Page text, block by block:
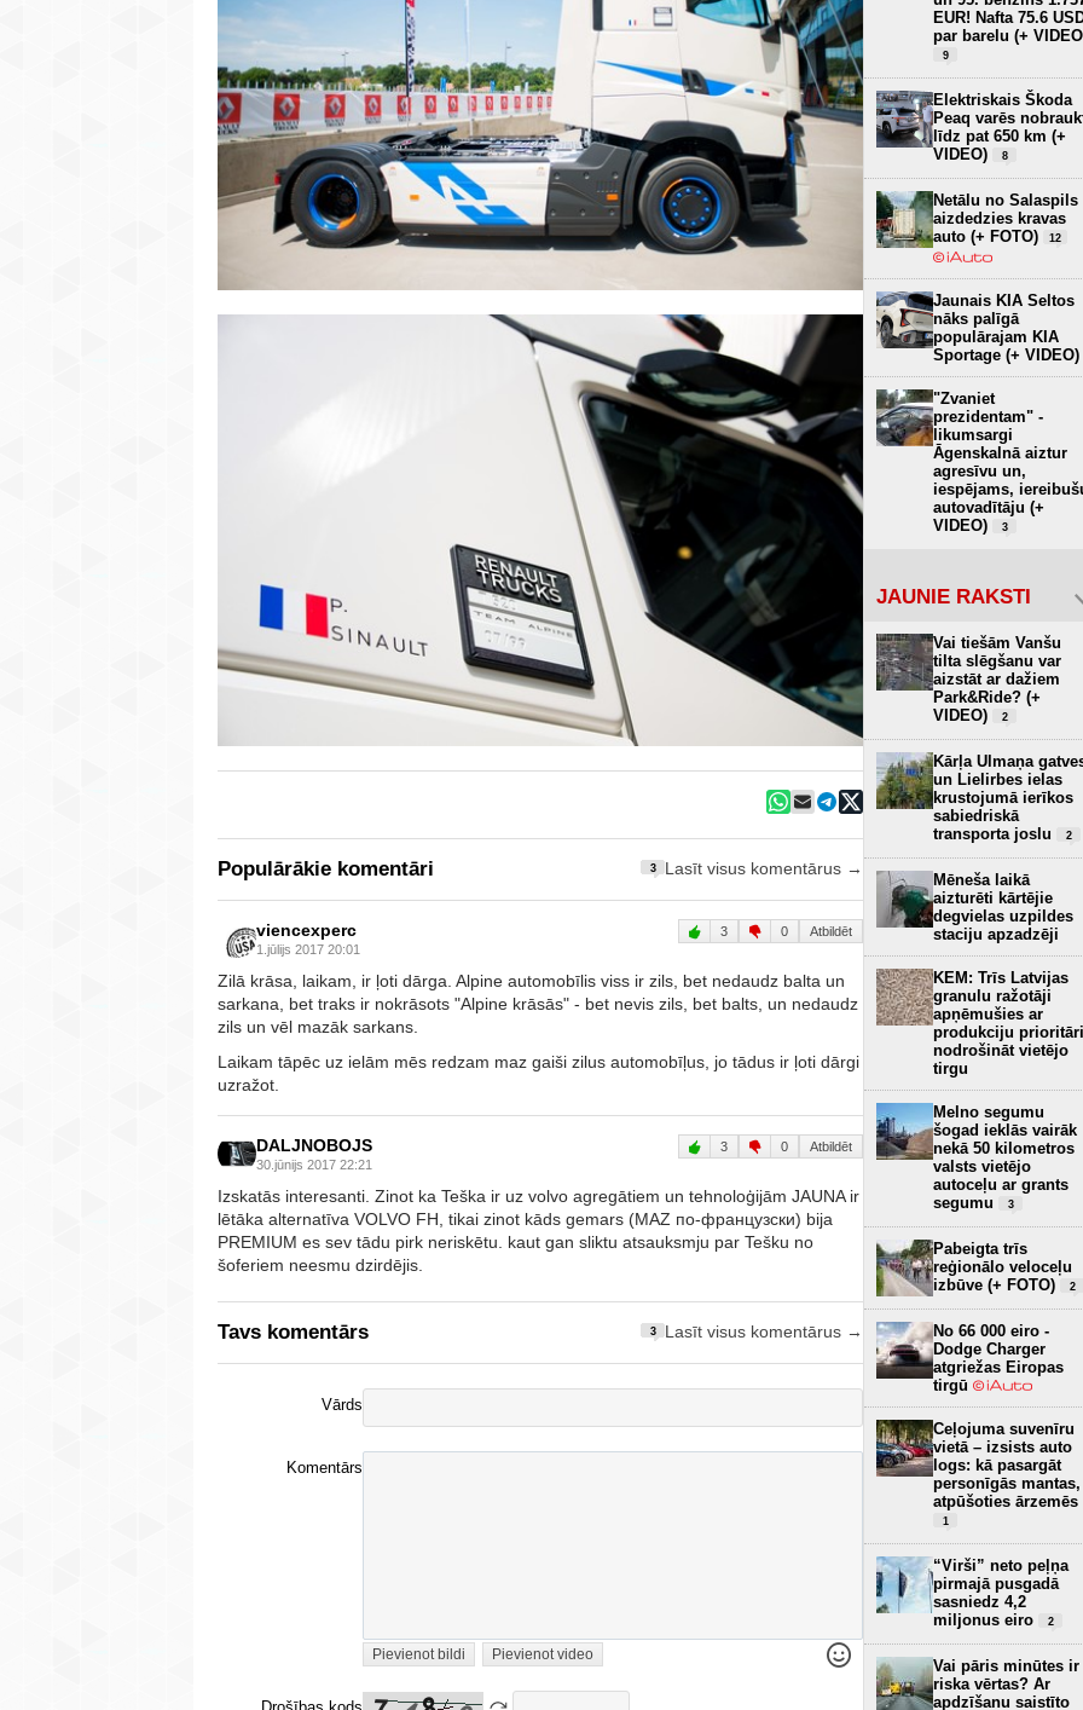
Populārākie komentāri 3 Lasīt visus komentārus →
viencexperc
1.jūlijs 2017 20:01
3 0 Atbildēt
Zilā krāsa, laikam, ir ļoti dārga. Alpine automobīlis viss ir zils, bet nedaudz balta un
sarkana, bet traks ir nokrāsots "Alpine krāsās" - bet nevis zils, bet balts, un nedaudz
zils un vēl mazāk sarkans.
Laikam tāpēc uz ielām mēs redzam maz gaiši zilus automobīļus, jo tādus ir ļoti dārgi
uzražot.
DALJNOBOJS
30.jūnijs 2017 22:21
3 0 Atbildēt
Izskatās interesanti. Zinot ka Teška ir uz volvo agregātiem un tehnoloģijām JAUNA ir
lētāka alternatīva VOLVO FH, tikai zinot kāds gemars (MAZ по-французски) bija
PREMIUM es sev tādu pirk neriskētu. kaut gan sliktu atsauksmju par Tešku no
šoferiem neesmu dzirdējis.
Tavs komentārs 3 Lasīt visus komentārus →
Vārds
Komentārs
Pievienot bildi Pievienot video
EUR! Nafta 75.6
par barelu (+
9
Elektriskais Škoda
Peaq varēs
līdz pat 650 km (+
VIDEO)
8
Netālu no Salaspils
aizdedzies kravas
auto (+ FOTO)
12
Jaunais KIA Seltos
nāks palīgā
populārajam KIA
Sportage (+ VIDEO)
"Zvaniet
prezidentam" -
likumsargi
Āgenskalnā aiztur
agresīvu un,
iespējams,
autovadītāju (+
VIDEO)
3
JAUNIE RAKSTI
Vai tiešām Vanšu
tilta slēgšanu var
aizstāt ar dažiem
Park&Ride? (+
VIDEO)
2
Kārļa Ulmaņa
un Lielirbes ielas
krustojumā ierīkos
sabiedriskā
transporta joslu
2
Mēneša laikā
aizturēti kārtējie
degvielas uzpildes
staciju apzadzēji
KEM: Trīs Latvijas
granulu ražotāji
apņēmušies ar
produkciju prioritāri
nodrošināt vietējo
tirgu
Melno segumu
šogad ieklās vairāk
nekā 50 kilometros
valsts vietējo
autoceļu ar grants
segumu
3
Pabeigta trīs
reģionālo veloceļu
izbūve (+ FOTO)
2
No 66 000 eiro -
Dodge Charger
atgriežas Eiropas
tirgū
Ceļojuma suvenīru
vietā – izsists auto
logs: kā pasargāt
personīgās mantas,
atpūšoties ārzemēs
1
“Virši” neto peļņa
pirmajā pusgadā
sasniedz 4,2
miljonus eiro
2
Vai pāris minūtes ir
riska vērtas? Ar
apdzīšanu saistīto